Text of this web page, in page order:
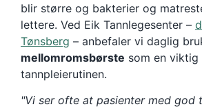
blir større og bakterier og
lettere. Ved Eik Tannlegesenter –
Tønsberg – anbefaler vi daglig
mellomromsbørste som en viktig
tannpleierutinen.
"Vi ser ofte at pasienter med god